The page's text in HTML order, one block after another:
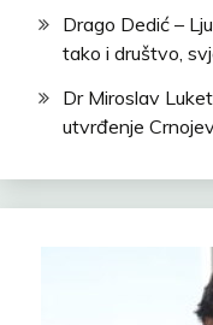
Drago Dedić –
tako i društvo,
Dr Miroslav
utvrđenje